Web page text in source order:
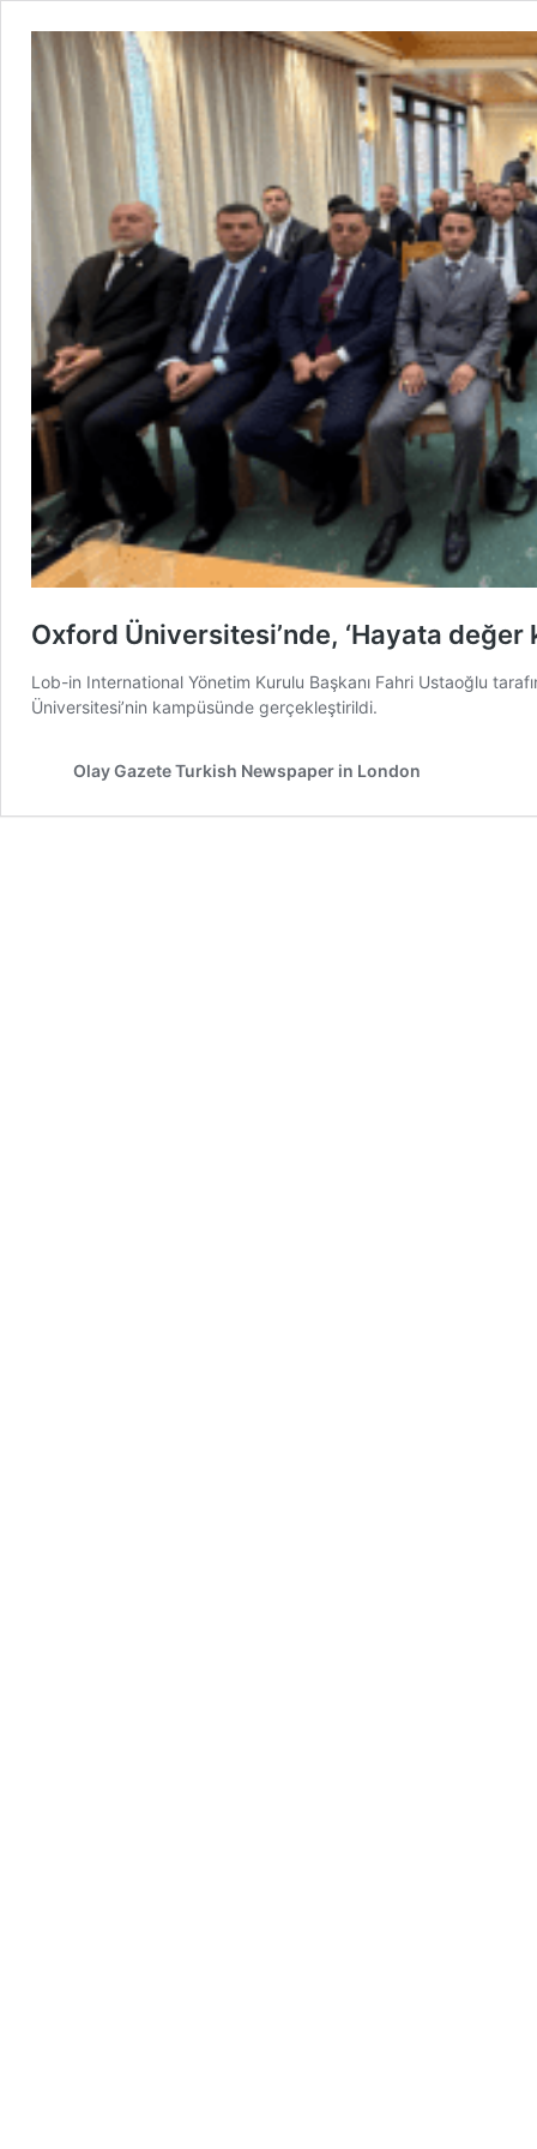
Oxford Üniversitesi’nde, ‘Hayata
Lob-in International Yönetim Kurulu Başkanı Fahri Ustaoğlu
Üniversitesi’nin kampüsünde gerçekleştirildi.
Olay Gazete Turkish Newspaper in London